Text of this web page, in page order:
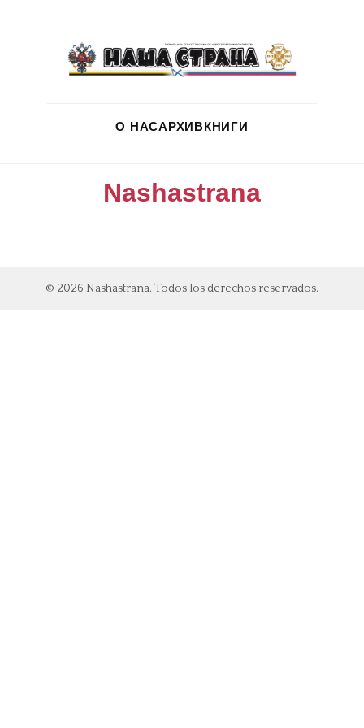
О НАСАРХИВКНИГИ
Nashastrana
© 2026 Nashastrana. Todos los derechos reservados.